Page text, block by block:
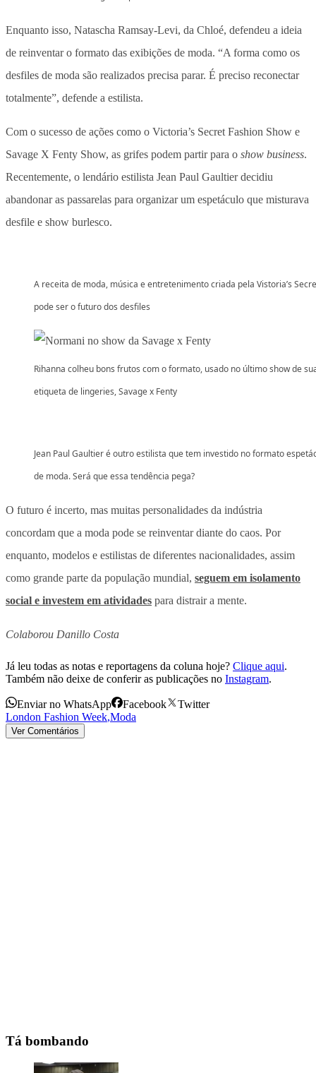
Enquanto isso, Natascha Ramsay-Levi, da Chloé, defendeu a ideia
de reinventar o formato das exibições de moda. “A forma como os
desfiles de moda são realizados precisa parar. É preciso reconectar
totalmente”, defende a estilista.
Com o sucesso de ações como o Victoria’s Secret Fashion Show e
Savage X Fenty Show, as grifes podem partir para o show business.
Recentemente, o lendário estilista Jean Paul Gaultier decidiu
abandonar as passarelas para organizar um espetáculo que misturava
desfile e show burlesco.
A receita de moda, música e entretenimento criada pela Vistoria’s
pode ser o futuro dos desfiles
Rihanna colheu bons frutos com o formato, usado no último show de
etiqueta de lingeries, Savage x Fenty
Jean Paul Gaultier é outro estilista que tem investido no formato
de moda. Será que essa tendência pega?
O futuro é incerto, mas muitas personalidades da indústria
concordam que a moda pode se reinventar diante do caos. Por
enquanto, modelos e estilistas de diferentes nacionalidades, assim
como grande parte da população mundial, seguem em isolamento
social e investem em atividades para distrair a mente.
Colaborou Danillo Costa
Já leu todas as notas e reportagens da coluna hoje? Clique aqui.
Também não deixe de conferir as publicações no Instagram.
Enviar no WhatsApp Facebook
Twitter
London Fashion Week,Moda
Ver Comentários
Tá bombando